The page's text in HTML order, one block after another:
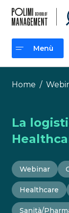
contenuto
Menù
Menù
Home /
La
Webinar
Healthcare
Sanità/